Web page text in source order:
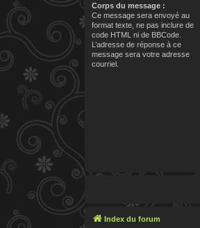
Corps du message :
Ce message sera envoyé au
format texte, ne pas inclure de
code HTML ni de BBCode.
L’adresse de réponse à ce
message sera votre adresse
courriel.
Index du forum